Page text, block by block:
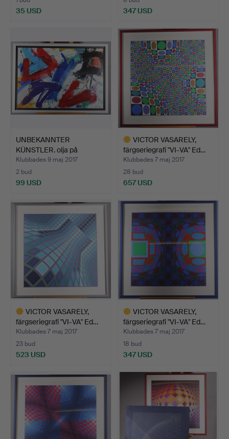
35 USD 347 USD
UNBEKANNTER
KÜNSTLER. olja på
spånskivor.
Klubbades 9 maj 2017
2 bud
99 USD
VICTOR VASARELY,
färgseriegrafi "VI-VA" Ed…
Klubbades 7 maj 2017
28 bud
657 USD
VICTOR VASARELY,
färgseriegrafi "VI-VA" Ed…
Klubbades 7 maj 2017
23 bud
523 USD
föremål
VICTOR VASARELY,
färgseriegrafi "VI-VA" Ed…
Klubbades 7 maj 2017
18 bud
347 USD